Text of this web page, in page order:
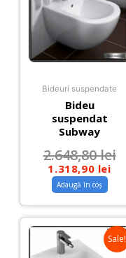
Bideuri suspendate
Bideu
suspendat
Subway
2.648,80lei
1.318,90 lei
Adaugă în coș
Sale!